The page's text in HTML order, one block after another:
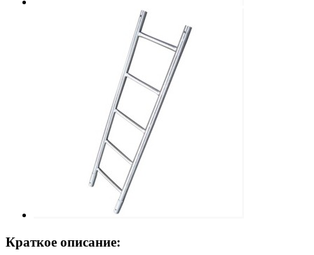
Краткое описание: